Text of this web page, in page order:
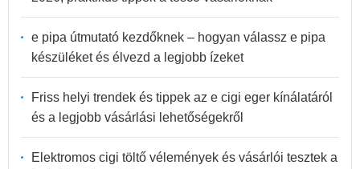
e pipa útmutató kezdőknek – hogyan válassz e pipa
készüléket és élvezd a legjobb ízeket
Friss helyi trendek és tippek az e cigi eger kínálatáról
és a legjobb vásárlási lehetőségekről
Elektromos cigi töltő vélemények és vásárlói tesztek a